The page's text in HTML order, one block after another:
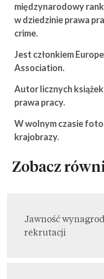
międzynarodowy
w dziedzinie prawa
crime.
Jest członkiem
Association.
Autor licznych
prawa pracy.
W wolnym czasie
krajobrazy.
Zobacz
Jawność
rekrutacji